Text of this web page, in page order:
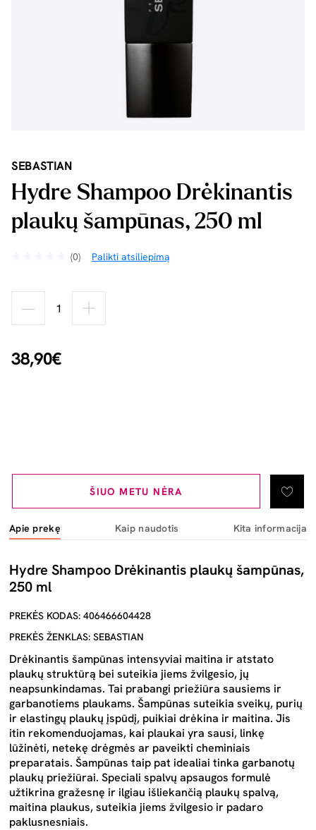
SEBASTIAN
Hydre Shampoo Drėkinantis
plaukų šampūnas, 250 ml
(0) Palikti atsiliepimą
38,90€
ŠIUO METU NĖRA
Apie prekę Kaip naudotis Kita informacija
Hydre Shampoo Drėkinantis plaukų šampūnas,
250 ml
PREKĖS KODAS: 406466604428
PREKĖS ŽENKLAS: SEBASTIAN
Drėkinantis šampūnas intensyviai maitina ir atstato
plaukų struktūrą bei suteikia jiems žvilgesio, jų
neapsunkindamas. Tai prabangi priežiūra sausiems ir
garbanotiems plaukams. Šampūnas suteikia sveikų, purių
ir elastingų plaukų įspūdį, puikiai drėkina ir maitina. Jis
itin rekomenduojamas, kai plaukai yra sausi, linkę
lūžinėti, netekę drėgmės ar paveikti cheminiais
preparatais. Šampūnas taip pat idealiai tinka garbanotų
plaukų priežiūrai. Speciali spalvų apsaugos formulė
užtikrina gražesnę ir ilgiau išliekančią plaukų spalvą,
maitina plaukus, suteikia jiems žvilgesio ir padaro
paklusnesniais.